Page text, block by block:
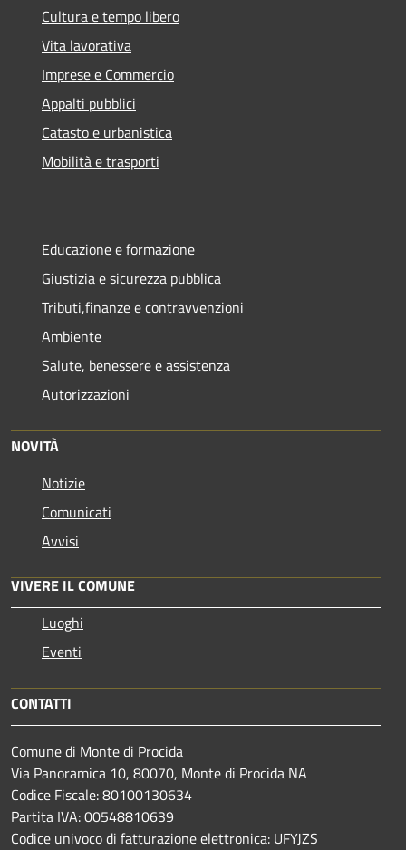
Cultura e tempo libero
Vita lavorativa
Imprese e Commercio
Appalti pubblici
Catasto e urbanistica
Mobilità e trasporti
Educazione e formazione
Giustizia e sicurezza pubblica
Tributi,finanze e contravvenzioni
Ambiente
Salute, benessere e assistenza
Autorizzazioni
NOVITÀ
Notizie
Comunicati
Avvisi
VIVERE IL COMUNE
Luoghi
Eventi
CONTATTI
Comune di Monte di Procida
Via Panoramica 10, 80070, Monte di Procida NA
Codice Fiscale: 80100130634
Partita IVA: 00548810639
Codice univoco di fatturazione elettronica: UFYJZS